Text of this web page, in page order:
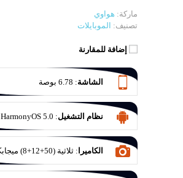
ماركة: هواوي
تصنيف: الموبايلات
إضافة للمقارنة
الشاشة: 6.78 بوصة
نظام التشغيل:
HarmonyOS 5.0
الكاميرا : ثلاثية (50+12+8) ميجابكسل